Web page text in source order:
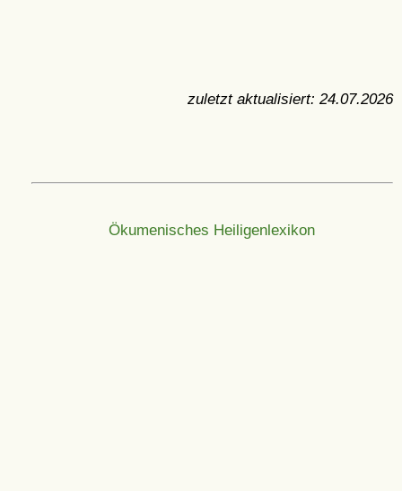
zuletzt aktualisiert: 24.07.2026
Ökumenisches Heiligenlexikon